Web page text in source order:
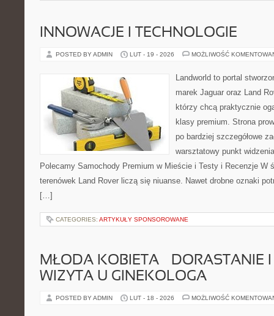
INNOWACJE I TECHNOLOGIE
POSTED BY ADMIN LUT - 19 - 2026 MOŻLIWOŚĆ
Landworld to portal
marek Jaguar oraz Land
którzy chcą praktycznie
klasy premium. Strona
po bardziej szczegółowe
warsztatowy punkt
Polecamy Samochody Premium w Mieście i Testy i Recenzje W
terenówek Land Rover liczą się niuanse. Nawet drobne oznaki
[…]
CATEGORIES: ARTYKUŁY SPONSOROWANE
MŁODA KOBIETA – DORASTANIE
WIZYTA U GINEKOLOGA
POSTED BY ADMIN LUT - 18 - 2026 MOŻLIWOŚĆ